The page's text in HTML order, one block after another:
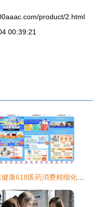
product/2.html
00:39:21